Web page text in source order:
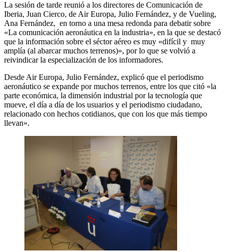
La sesión de tarde reunió a los directores de Comunicación de
Iberia, Juan Cierco, de Air Europa, Julio Fernández, y de Vueling,
Ana Fernández, en torno a una mesa redonda para debatir sobre
«La comunicación aeronáutica en la industria», en la que se destacó
que la información sobre el séctor aéreo es muy «difícil y muy
amplía (al abarcar muchos terrenos)», por lo que se volvió a
reivindicar la especialización de los informadores.
Desde Air Europa, Julio Fernández, explicó que el periodismo
aeronáutico se expande por muchos terrenos, entre los que citó «la
parte económica, la dimensión industrial por la tecnología que
mueve, el día a día de los usuarios y el periodismo ciudadano,
relacionado con hechos cotidianos, que con los que más tiempo
llevan».